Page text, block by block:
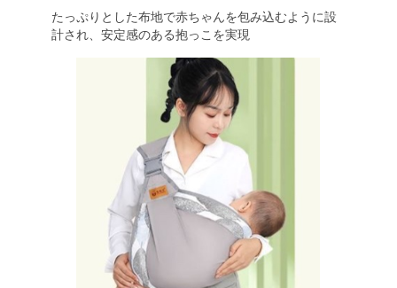
たっぷりとした布地で赤ちゃんを包み込むように設
計され、安定感のある抱っこを実現